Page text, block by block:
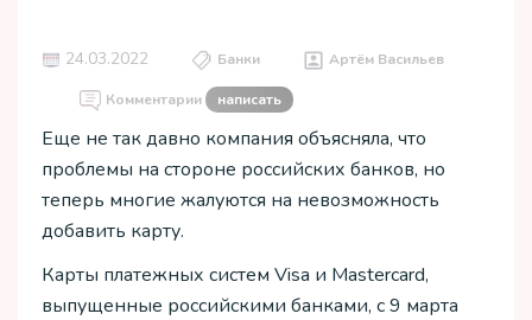
24.03.2022 Банки Артём Васильев
Комментарии написать
Еще не так давно компания объясняла, что
проблемы на стороне российских банков, но
теперь многие жалуются на невозможность
добавить карту.
Карты платежных систем Visa и Mastercard,
выпущенные российскими банками, с 9 марта